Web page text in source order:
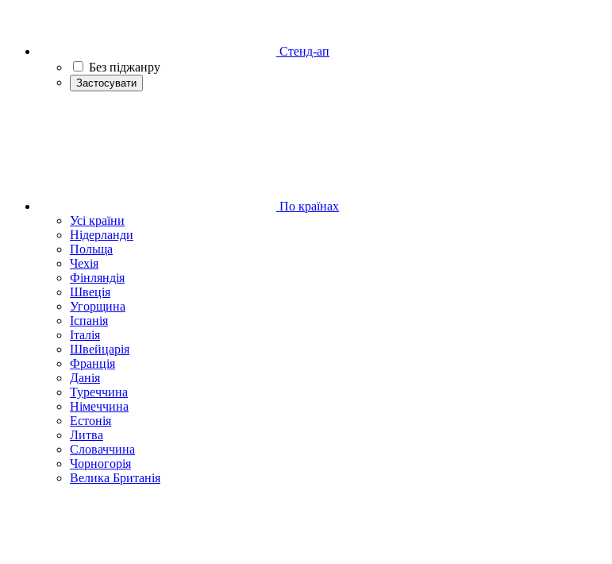
Стенд-ап
Без піджанру
Застосувати
По країнах
Усі країни
Нідерланди
Польща
Чехія
Фінляндія
Швеція
Угорщина
Іспанія
Італія
Швейцарія
Франція
Данія
Туреччина
Німеччина
Естонія
Литва
Словаччина
Чорногорія
Велика Британія